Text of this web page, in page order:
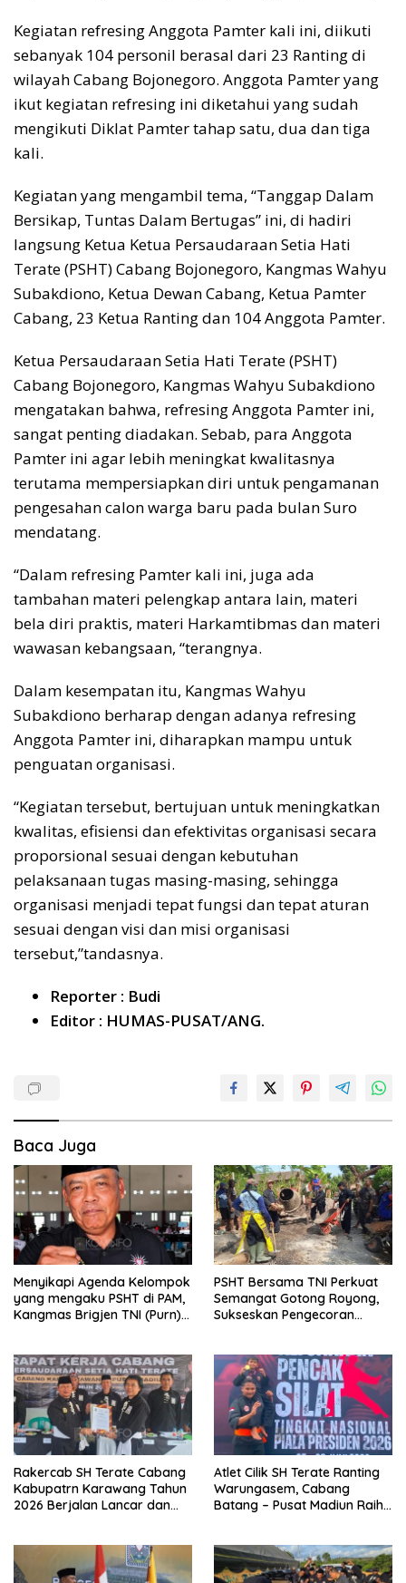
Kegiatan refresing Anggota Pamter kali ini, diikuti
sebanyak 104 personil berasal dari 23 Ranting di
wilayah Cabang Bojonegoro. Anggota Pamter yang
ikut kegiatan refresing ini diketahui yang sudah
mengikuti Diklat Pamter tahap satu, dua dan tiga
kali.
Kegiatan yang mengambil tema, “Tanggap Dalam
Bersikap, Tuntas Dalam Bertugas” ini, di hadiri
langsung Ketua Ketua Persaudaraan Setia Hati
Terate (PSHT) Cabang Bojonegoro, Kangmas Wahyu
Subakdiono, Ketua Dewan Cabang, Ketua Pamter
Cabang, 23 Ketua Ranting dan 104 Anggota Pamter.
Ketua Persaudaraan Setia Hati Terate (PSHT)
Cabang Bojonegoro, Kangmas Wahyu Subakdiono
mengatakan bahwa, refresing Anggota Pamter ini,
sangat penting diadakan. Sebab, para Anggota
Pamter ini agar lebih meningkat kwalitasnya
terutama mempersiapkan diri untuk pengamanan
pengesahan calon warga baru pada bulan Suro
mendatang.
“Dalam refresing Pamter kali ini, juga ada
tambahan materi pelengkap antara lain, materi
bela diri praktis, materi Harkamtibmas dan materi
wawasan kebangsaan, “terangnya.
Dalam kesempatan itu, Kangmas Wahyu
Subakdiono berharap dengan adanya refresing
Anggota Pamter ini, diharapkan mampu untuk
penguatan organisasi.
“Kegiatan tersebut, bertujuan untuk meningkatkan
kwalitas, efisiensi dan efektivitas organisasi secara
proporsional sesuai dengan kebutuhan
pelaksanaan tugas masing-masing, sehingga
organisasi menjadi tepat fungsi dan tepat aturan
sesuai dengan visi dan misi organisasi
tersebut,”tandasnya.
Reporter : Budi
Editor : HUMAS-PUSAT/ANG.
Baca Juga
Menyikapi Agenda Kelompok
yang mengaku PSHT di PAM,
Kangmas Brigjen TNI (Purn)
PSHT Bersama TNI Perkuat
Semangat Gotong Royong,
Sukseskan Pengecoran
Rakercab SH Terate Cabang
Kabupatrn Karawang Tahun
2026 Berjalan Lancar dan
Atlet Cilik SH Terate Ranting
Warungasem, Cabang
Batang – Pusat Madiun Raih